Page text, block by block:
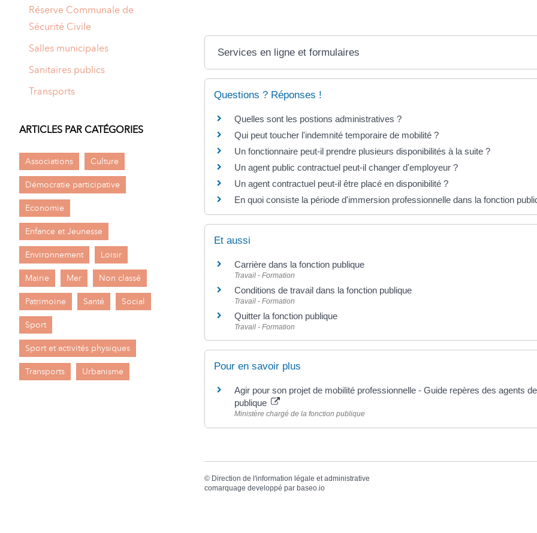
Services en ligne et formulaires
Questions ? Réponses !
Quelles sont les postions administratives ?
Qui peut toucher l'indemnité temporaire de mobilité ?
Un fonctionnaire peut-il prendre plusieurs disponibilités à la suite ?
Un agent public contractuel peut-il changer d'employeur ?
Un agent contractuel peut-il être placé en disponibilité ?
En quoi consiste la période d'immersion professionnelle dans la fonction
Et aussi
Carrière dans la fonction publique
Travail - Formation
Conditions de travail dans la fonction publique
Travail - Formation
Quitter la fonction publique
Travail - Formation
Pour en savoir plus
Agir pour son projet de mobilité professionnelle - Guide repères des agents
publique
Ministère chargé de la fonction publique
© Direction de l'information légale et administrative
comarquage developpé par baseo.io
Réserve Communale de
Sécurité Civile
Salles municipales
Sanitaires publics
Transports
ARTICLES PAR CATÉGORIES
Associations Culture
Démocratie participative
Economie
Enfance et Jeunesse
Environnement Loisir
Mairie Mer Non classé
Patrimoine Santé Social
Sport
Sport et activités physiques
Transports Urbanisme